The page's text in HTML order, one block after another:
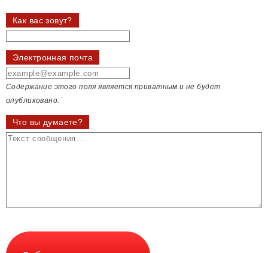
Как вас зовут?
Электронная почта
Содержание этого поля является приватным и не будет
опубликовано.
Что вы думаете?